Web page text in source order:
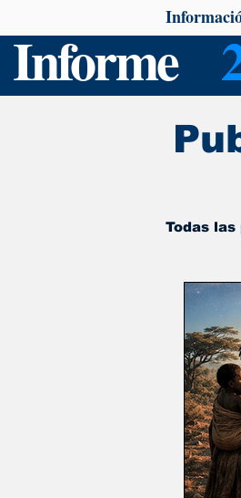
Informe
Todas
De